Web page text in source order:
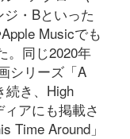
・Bといった
Musicでも
。同じ2020年
シリーズ「A
続き、High
アにも掲載さ
Time Around」